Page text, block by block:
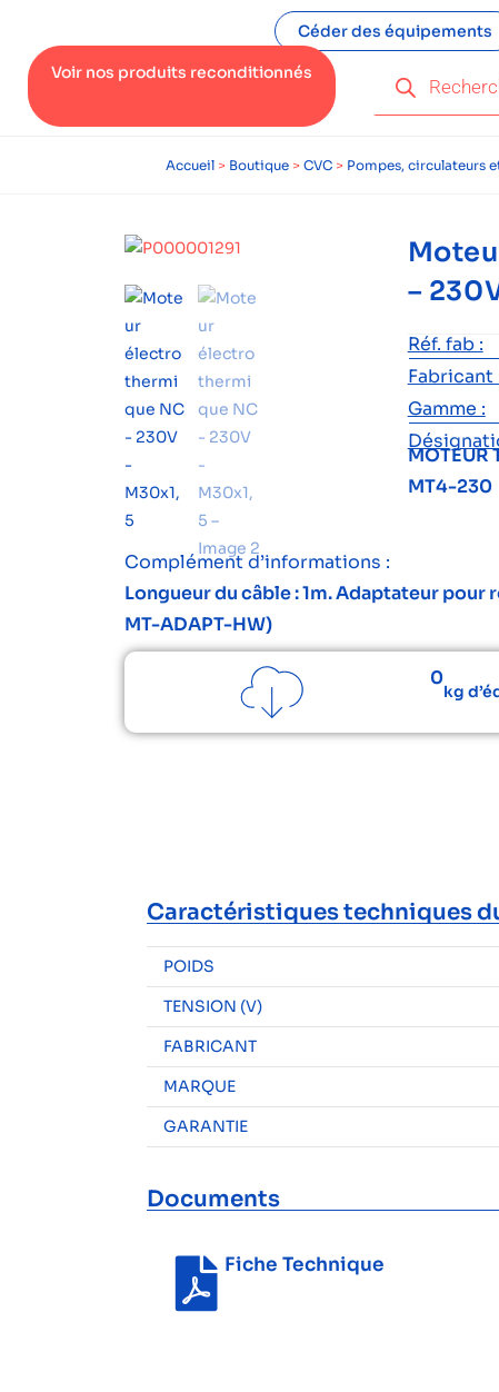
Céder des équipements
Voir nos produits reconditionnés
Accueil > Boutique > CVC > Pompes, circulateurs
–
Réf. fab :
Fabricant
Gamme :
MOTEUR
MT4-230
Complément d’informations :
Longueur du câble : 1m. Adaptateur
MT-ADAPT-HW)
0
kg
Caractéristiques techniques
POIDS
TENSION (V)
FABRICANT
MARQUE
GARANTIE
Documents
Fiche Technique